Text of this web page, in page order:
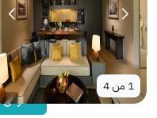
1 من4
عرض